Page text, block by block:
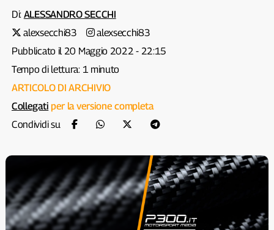
Di: ALESSANDRO SECCHI
alexsecchi83
alexsecchi83
Pubblicato il 20 Maggio 2022 - 22:15
Tempo di lettura: 1 minuto
ARTICOLO DI ARCHIVIO
Collegati per la versione completa
Condividi su